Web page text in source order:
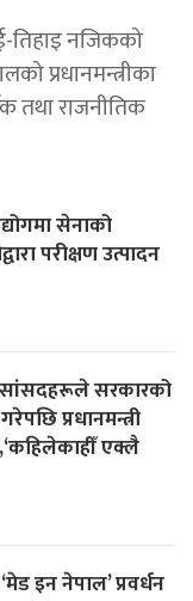
तिहाइ नजिकको
प्रधानमन्त्रीका
तथा राजनीतिक
सेनाको
परीक्षण उत्पादन
सांसदहरूले सरकारको
प्रधानमन्त्री
एक्लै
इन नेपाल’ प्रवर्धन